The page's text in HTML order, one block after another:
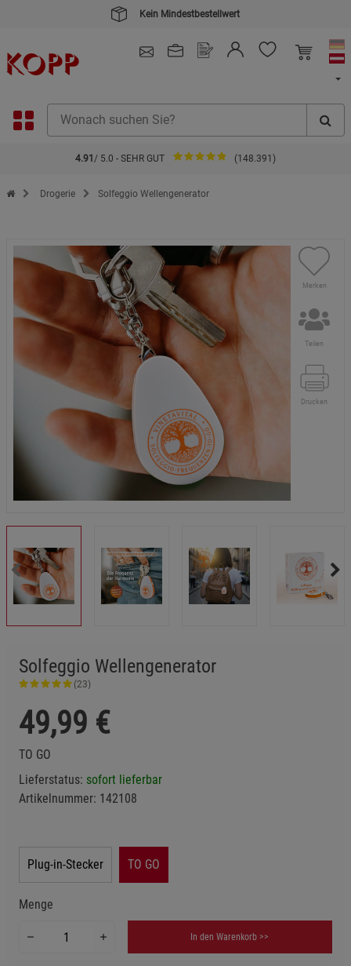
4.91 / 5.0 - SEHR GUT (148.391)
Zur Startseite des Kopp Verlag Online-Shop
Drogerie Solfeggio Wellengenerator
Merken
Teilen
Drucken
Solfeggio Wellengenerator
(23)
49,99 €
TO GO
Lieferstatus: sofort lieferbar
Artikelnummer: 142108
Plug-in-Stecker TO GO
Menge
In den Warenkorb >>